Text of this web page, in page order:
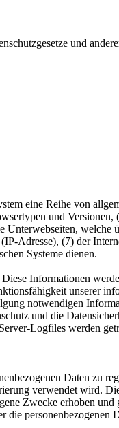
und
eine Reihe von
und Versionen,
welche
Adresse), (7) der
Systeme dienen.
Informationen
unserer
notwendigen
und die
Logfiles werden
Daten zu
verwendet wird.
Zwecke erhoben
die